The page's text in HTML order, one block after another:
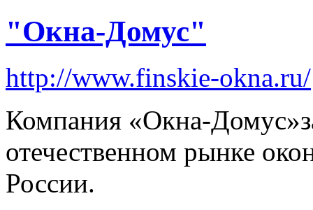
"Окна-Домус"
http://www.finskie-okna.ru/
Компания «Окна-
отечественном рынке
России.